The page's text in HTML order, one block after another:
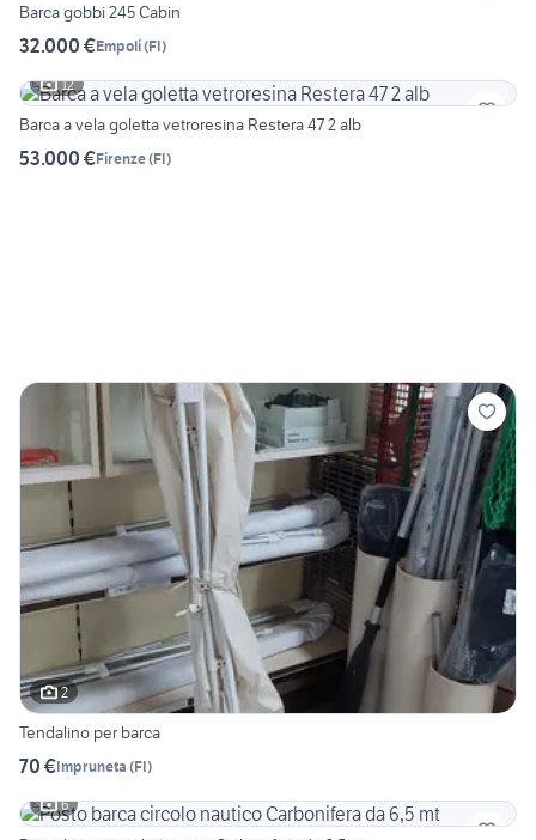
Barca gobbi 245 Cabin
32.000 €Empoli(FI)
12
Barca a vela goletta vetroresina Restera 47 2 alb
53.000 €Firenze(FI)
2
Tendalino per barca
70 €Impruneta (FI)
6